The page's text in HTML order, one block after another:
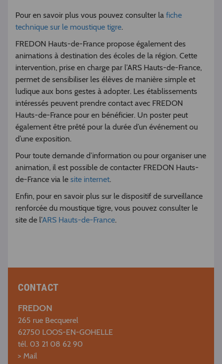
Pour en savoir plus vous pouvez consulter la fiche
technique sur le moustique tigre.
FREDON Hauts-de-France propose également des
animations à destination des écoles de la région. Cette
intervention, prise en charge par l’ARS Hauts-de-France,
permet de sensibiliser les élèves de manière simple et
ludique aux bons gestes à adopter. Les établissements
intéressés peuvent prendre contact avec FREDON
Hauts-de-France pour en bénéficier. Un poster peut
également être prêté pour la durée d’un événement ou
d’une exposition.
Pour toute demande d’information ou pour organiser une
animation, il est possible de contacter FREDON Hauts-
de-France via le site internet.
Enfin, pour en savoir plus sur le dispositif de surveillance
renforcée du moustique tigre, vous pouvez consulter le
site de l’ARS Hauts-de-France.
CONTACT
FREDON
265 rue Becquerel
62750 LOOS-EN-GOHELLE
tél. 03 21 08 62 90
> Mail